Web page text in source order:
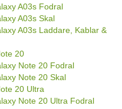
A03s Fodral
A03s Skal
A03s Laddare, Kablar &
20
Note 20 Fodral
Note 20 Skal
20 Ultra
Note 20 Ultra Fodral